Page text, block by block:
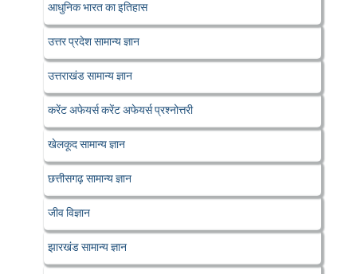
आधुनिक भारत का इतिहास
उत्तर प्रदेश सामान्य ज्ञान
उत्तराखंड सामान्य ज्ञान
करेंट अफेयर्स करेंट अफेयर्स प्रश्नोत्तरी
खेलकूद सामान्य ज्ञान
छत्तीसगढ़ सामान्य ज्ञान
जीव विज्ञान
झारखंड सामान्य ज्ञान